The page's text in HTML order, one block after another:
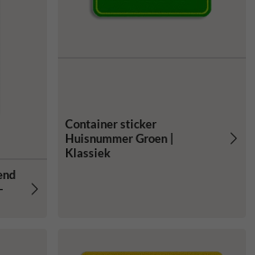
Container sticker
Huisnummer Groen |
Klassiek